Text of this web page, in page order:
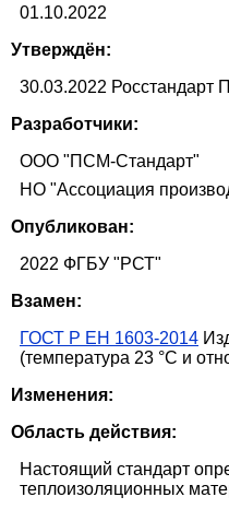
01.10.2022
Утверждён:
30.03.2022 Росстандарт
Разработчики:
ООО "ПСМ-Стандарт"
НО "Ассоциация
Опубликован:
2022 ФГБУ "РСТ"
Взамен:
ГОСТ Р ЕН 1603-2014
(температура 23 °С и
Изменения:
Область действия:
Настоящий стандарт
теплоизоляционных